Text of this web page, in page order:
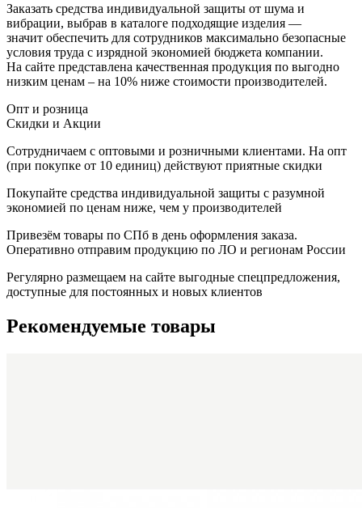
Заказать средства индивидуальной защиты от шума и
вибрации, выбрав в каталоге подходящие изделия —
значит обеспечить для сотрудников максимально безопасные
условия труда с изрядной экономией бюджета компании.
На сайте представлена качественная продукция по выгодно
низким ценам – на 10% ниже стоимости производителей.
Опт и розница
Скидки и Акции
Сотрудничаем с оптовыми и розничными клиентами. На опт
(при покупке от 10 единиц) действуют приятные скидки
Покупайте средства индивидуальной защиты с разумной
экономией по ценам ниже, чем у производителей
Привезём товары по СПб в день оформления заказа.
Оперативно отправим продукцию по ЛО и регионам России
Регулярно размещаем на сайте выгодные спецпредложения,
доступные для постоянных и новых клиентов
Рекомендуемые товары